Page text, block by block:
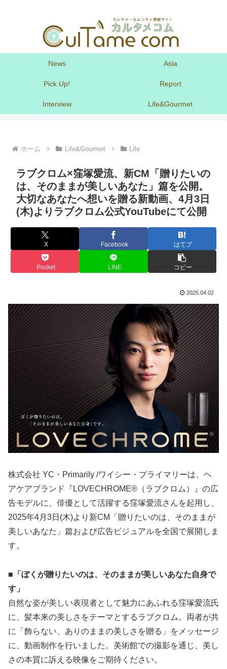
News Asia
Pick Up! Report
Interview Life&Gourmet
ホーム Life&Gourmet Life
ラブクロム×窪塚愛流、新CM「贈りたいの
は、そのままが美しいあなた」篇を公開。
大切なあなたへ想いを贈る新動画、4月3日
(木)よりラブクロム公式YouTubeにて公開
X Facebook はてブ
Pocket LINE コピー
2025.04.02
株式会社 YC・Primarily /ワイシー・プライマリーは、ヘ
アケアブランド『LOVECHROME®（ラブクロム）』の広
告モデルに、俳優として活躍する窪塚愛流さんを起用し、
2025年4月3日(木)より新CM「贈りたいのは、そのままが
美しいあなた」篇および広告ビジュアルを全国で展開しま
す。
■「ぼくが贈りたいのは、そのままが美しいあなた自身で
す」
自然な姿が美しい表現者として魅力にあふれる窪塚愛流氏
に、髪本来の美しさをテーマとするラブクロム。両者が共
に「飾らない、ありのままの美しさを贈る」をメッセージ
に、動画制作を行いました。美術館での撮影を通じ、美し
さの本質に訴える映像をご期待ください。